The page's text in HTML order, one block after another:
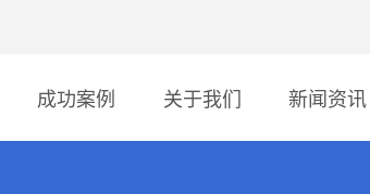
成功案例 关于我们 新闻资讯